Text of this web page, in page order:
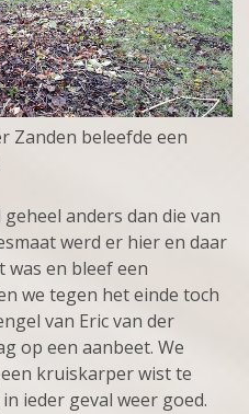
Zanden beleefde een
anders dan die van
werd er hier en daar
was en bleef een
we tegen het einde toch
van Eric van der
op een aanbeet. We
kruiskarper wist te
ieder geval weer goed.